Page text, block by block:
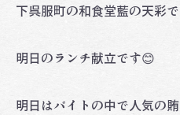
下呉服町の和食堂藍の天彩で
明日のランチ献立です😊
明日はバイトの中で人気の